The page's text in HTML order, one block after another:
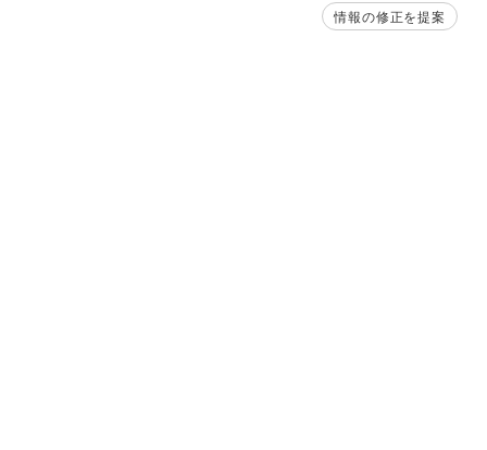
情報の修正を提案